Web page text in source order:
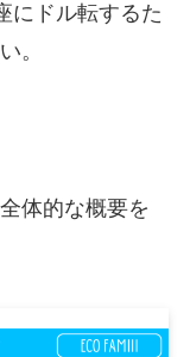
にドル転するた
。
体的な概要を